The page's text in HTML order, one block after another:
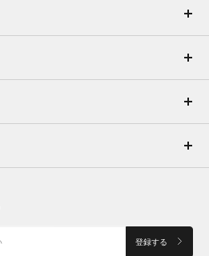
登録する